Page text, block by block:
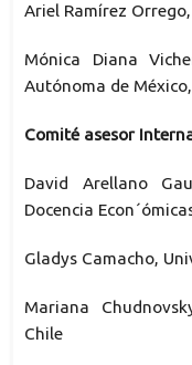
Ariel Ramírez
Mónica Diana
Autónoma de
Comité asesor
David Arellano
Docencia
Gladys Camacho,
Mariana
Chile